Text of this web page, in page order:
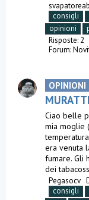
consigli
opinioni
Risposte: 2
Forum:
OPINIONI
Ciao belle
mia moglie
era venuta
fumare. Gli
dei
Pegasocv
consigli